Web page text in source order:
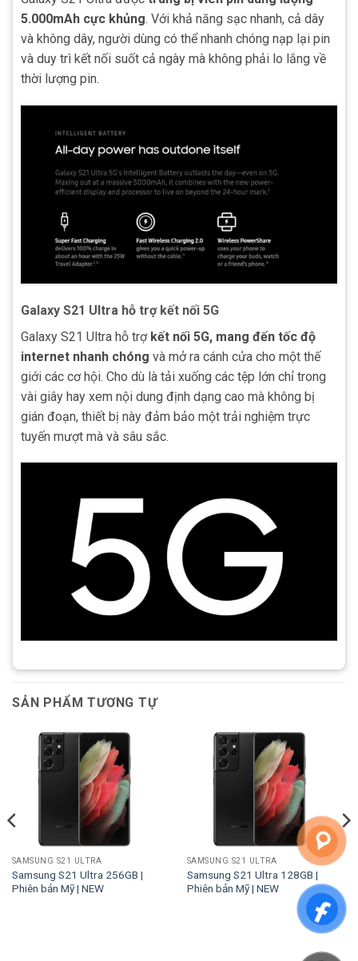
5.000mAh cực khủng. Với khả năng sạc nhanh, cả dây
và không dây, người dùng có thể nhanh chóng nạp lại pin
và duy trì kết nối suốt cả ngày mà không phải lo lắng về
thời lượng pin.
Galaxy S21 Ultra hỗ trợ kết nối 5G
Galaxy S21 Ultra hỗ trợ kết nối 5G, mang đến tốc độ
internet nhanh chóng và mở ra cánh cửa cho một thế
giới các cơ hội. Cho dù là tải xuống các tệp lớn chỉ trong
vài giây hay xem nội dung định dạng cao mà không bị
gián đoạn, thiết bị này đảm bảo một trải nghiệm trực
tuyến mượt mà và sâu sắc.
SẢN PHẨM TƯƠNG TỰ
SAMSUNG S21 ULTRA
Samsung S21 Ultra 256GB |
Phiên bản Mỹ | NEW
SAMSUNG S21 ULTRA
Samsung S21 Ultra 128GB |
Phiên bản Mỹ | NEW